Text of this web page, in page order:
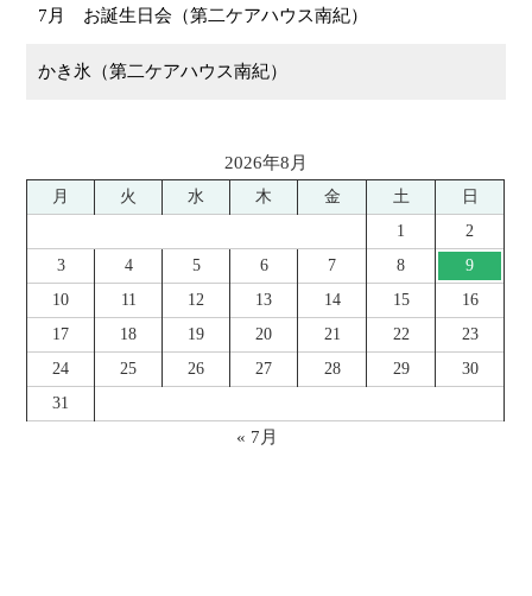
7月 お誕生日会（第二ケアハウス南紀）
かき氷（第二ケアハウス南紀）
2026年8月
月 火 水 木 金 土
日
1
2
3
4 5 6 7 8
9
10
11 12 13 14 15
16
17
18 19 20 21 22
23
24
25 26 27 28 29
30
31
« 7月